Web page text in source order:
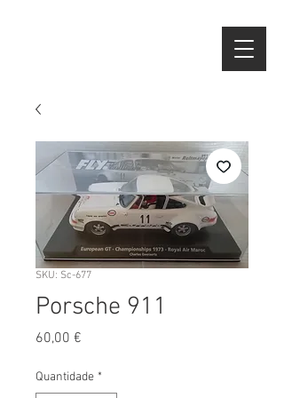
SKU: Sc-677
Porsche 911
60,00 €
Quantidade *